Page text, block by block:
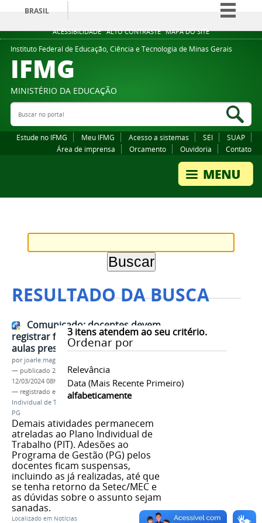
ACESSIBILIDADE ALTO CONTRASTE MAPA DO SITE
BRASIL
Simplifique!
Comunica BR
Legislação
Instituto Federal de Educação, Ciência e Tecnologia de Minas Gerais
IFMG
MINISTÉRIO DA EDUCAÇÃO
Buscar no portal
Estude no IFMG Meu IFMG Acesso a sistemas SEI
SUAP
Área de imprensa
Orcamento Ouvidoria Contato
RESULTADO DA BUSCA
3itens atendem ao seu critério.
Ordenar por
Relevância
Data (mais Recente Primeiro)
alfabeticamente
Comunicado: docentes devem
registrar frequência apenas para
aulas presenciais
por joarle.magalhaes
— publicado 20/04/2022—última modificação
12/03/2024 08h37
— registrado em:
nota oficial docentes
Individual de Trabalho
PG
Demais atividades permanecem
atreladas ao Plano Individual de
Trabalho (PIT). Adesões ao
Programa de Gestão (PG) pelos
docentes ficam suspensas,
incluindo as já realizadas, até que
se tenha retorno da Setec/MEC e
as dúvidas sobre o assunto sejam
sanadas.
Localizado em Notícias